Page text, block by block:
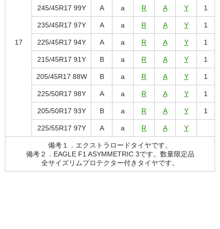
17
245/45R17 99Y A a R A Y 1
235/45R17 97Y A a R A Y 1
225/45R17 94Y A a R A Y 1
215/45R17 91Y B a R A Y 1
205/45R17 88W B a R A Y 1
225/50R17 98Y A a R A Y 1
205/50R17 93Y B a R A Y 1
225/55R17 97Y A a R A Y
備考１．エクストラロードタイヤです。
備考２．EAGLE F1 ASYMMETRIC 3です。数量限定品
全サイズリムプロテクター付きタイヤです。